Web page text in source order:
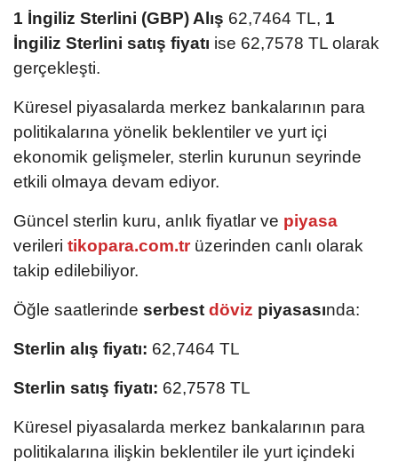
1 İngiliz Sterlini (GBP) Alış 62,7464 TL, 1
İngiliz Sterlini satış fiyatı ise 62,7578 TL olarak
gerçekleşti.
Küresel piyasalarda merkez bankalarının para
politikalarına yönelik beklentiler ve yurt içi
ekonomik gelişmeler, sterlin kurunun seyrinde
etkili olmaya devam ediyor.
Güncel sterlin kuru, anlık fiyatlar ve piyasa
verileri tikopara.com.trüzerinden canlı olarak
takip edilebiliyor.
Öğle saatlerinde serbest döviz piyasasında:
Sterlin alış fiyatı: 62,7464 TL
Sterlin satış fiyatı: 62,7578 TL
Küresel piyasalarda merkez bankalarının para
politikalarına ilişkin beklentiler ile yurt içindeki